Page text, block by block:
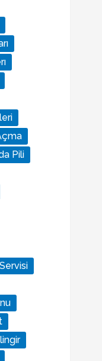
Pili